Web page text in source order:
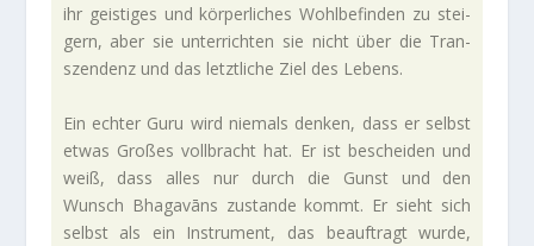
ihr gei­stiges und kör­per­li­ches Wohl­be­finden zu stei­
gern, aber sie unter­richten sie nicht über die Tran­
szen­denz und das letzt­liche Ziel des Lebens.
Ein echter Guru wird nie­mals denken, dass er selbst
etwas Großes voll­bracht hat. Er ist bescheiden und
weiß, dass alles nur durch die Gunst und den
Wunsch Bha­ga­vāns zustande kommt. Er sieht sich
selbst als ein Instru­ment, das beauf­tragt wurde,